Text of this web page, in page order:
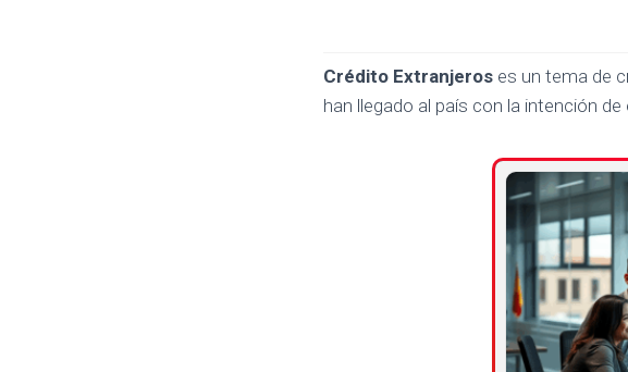
Crédito Extranjeros es un tema de
han llegado al país con la intención